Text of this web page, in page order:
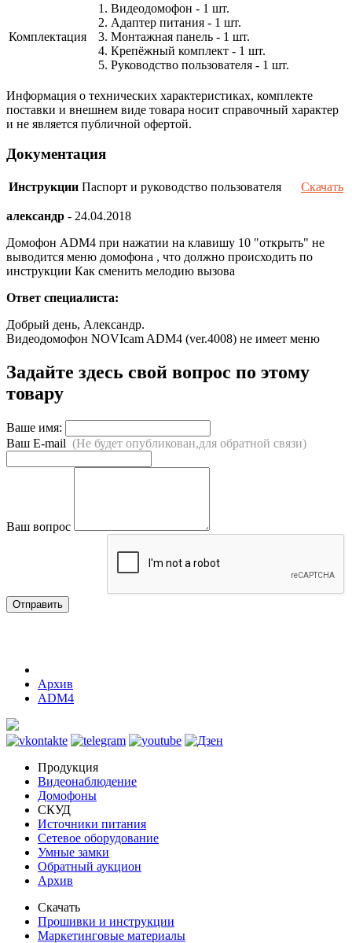
Комплектация
1. Видеодомофон - 1 шт.
2. Адаптер питания - 1 шт.
3. Монтажная панель - 1 шт.
4. Крепёжный комплект - 1 шт.
5. Руководство пользователя - 1 шт.
Информация о технических характеристиках, комплекте
поставки и внешнем виде товара носит справочный характер
и не является публичной офертой.
Документация
Инструкции Паспорт и руководство пользователя Скачать
александр - 24.04.2018
Домофон ADM4 при нажатии на клавишу 10 "открыть" не
выводится меню домофона , что должно происходить по
инструкции Как сменить мелодию вызова
Ответ специалиста:
Добрый день, Александр.
Видеодомофон NOVIcam ADM4 (ver.4008) не имеет меню
Задайте здесь свой вопрос по этому
товару
Ваше имя:
Ваш E-mail (Не будет опубликован,для обратной связи)
Ваш вопрос
Отправить
Архив
ADM4
Продукция
Видеонаблюдение
Домофоны
СКУД
Источники питания
Сетевое оборудование
Умные замки
Обратный аукцион
Архив
Скачать
Прошивки и инструкции
Маркетинговые материалы